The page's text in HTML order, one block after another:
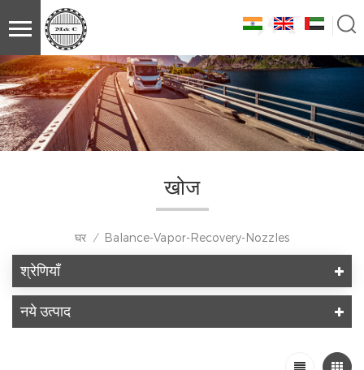
खोज
घर / Balance-Vapor-Recovery-Nozzles
श्रेणियाँ
नये उत्पाद